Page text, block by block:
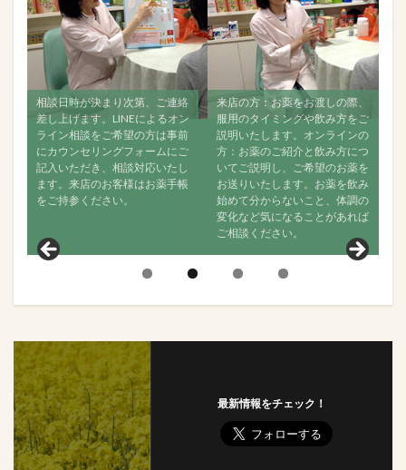
来店の方：お薬をお渡しの際、
服用のタイミングや飲み方をご
説明いたします。オンラインの
方：お薬のご紹介と飲み方につ
いてご説明し、ご希望のお薬を
お送りいたします。お薬を飲み
始めて分からないこと、体調の
すべて飲み終えましたら、再度
ご相談ください。ご来店でもオ
ンラインでも構いませんので、
なるべく経過をご連絡くださ
い。お薬が効いているか、飲ん
で何か変化がなかったかどう
か、舌の状態はどうか？などお
聞きし、その後の状態について
見ていきます。
最新情報をチェック！